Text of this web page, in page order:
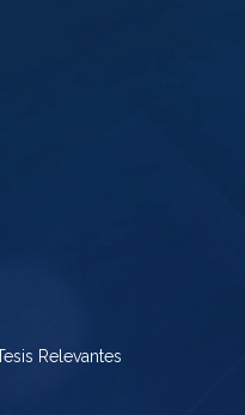
Relevantes